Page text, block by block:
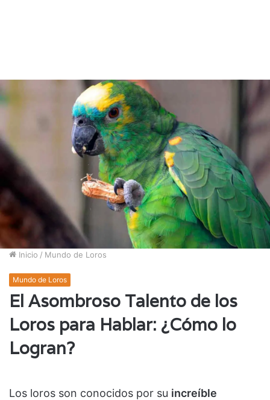
Inicio / Mundo de Loros
Mundo de Loros
El Asombroso Talento de los
Loros para Hablar: ¿Cómo lo
Logran?
Los loros son conocidos por su increíble